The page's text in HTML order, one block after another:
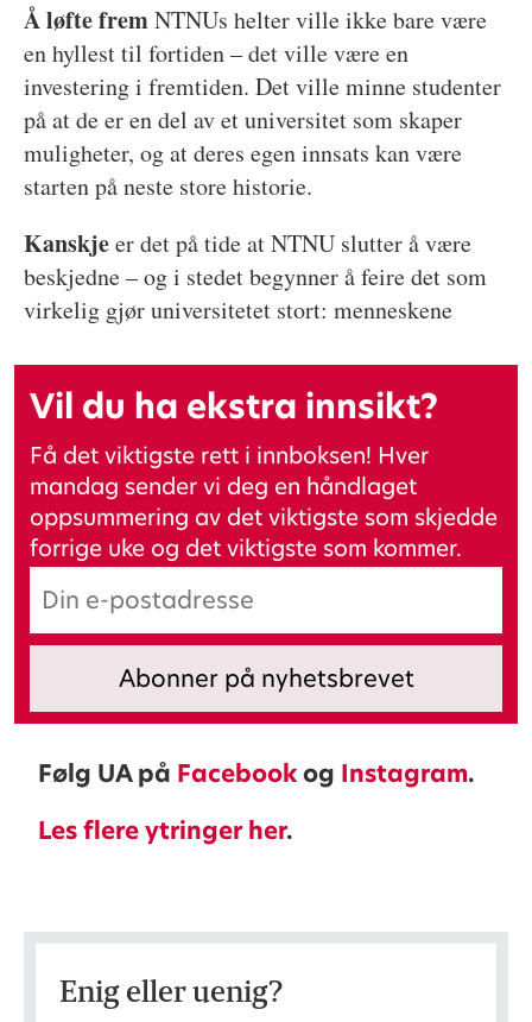
Å løfte fremNTNUs helter ville ikke bare være
en hyllest til fortiden – det ville være en
investering i fremtiden. Det ville minne studenter
på at de er en del av et universitet som skaper
muligheter, og at deres egen innsats kan være
starten på neste store historie.
Kanskjeer det på tide at NTNU slutter å være
beskjedne – og i stedet begynner å feire det som
virkelig gjør universitetet stort: menneskene
Vil du ha ekstra innsikt?
Få det viktigste rett i innboksen! Hver
mandag sender vi deg en håndlaget
oppsummering av det viktigste som skjedde
forrige uke og det viktigste som kommer.
Følg UA på Facebookog Instagram.
Les flere ytringer her.
Enig eller uenig?